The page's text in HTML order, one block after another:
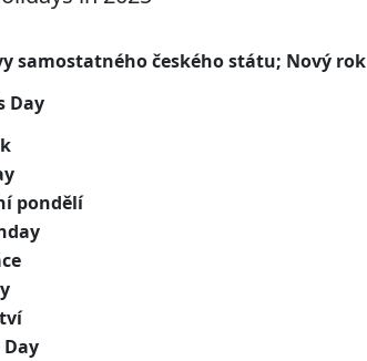
samostatného českého státu; Nový rok
Day
pondělí